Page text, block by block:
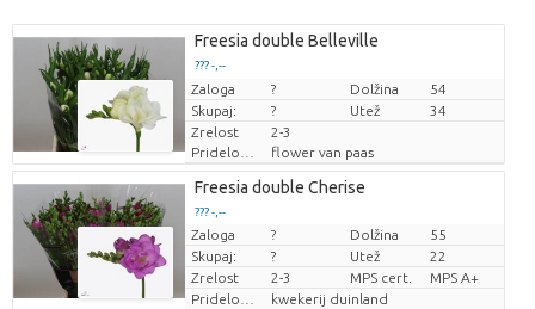
Freesia double Belleville
??? -,--
Cena za kos
Zaloga ? Dolžina
54
Skupaj:
? Utež
34
Zrelost
2-3
flower van paas
Freesia double Cherise
??? -,--
Cena za kos
Zaloga ? Dolžina
55
Skupaj:
? Utež
22
Zrelost
2-3 MPS cert.
MPS A+
kwekerij duinland